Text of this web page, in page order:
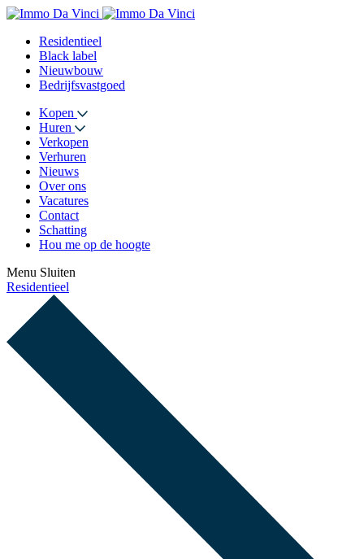
Residentieel
Black label
Nieuwbouw
Bedrijfsvastgoed
Kopen
Huren
Verkopen
Verhuren
Nieuws
Over ons
Vacatures
Contact
Schatting
Hou me op de hoogte
Menu Sluiten
Residentieel